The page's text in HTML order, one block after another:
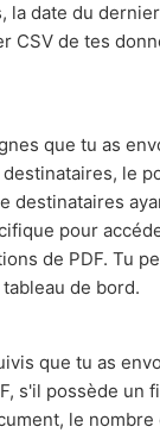
la date du
CSV de tes
que tu as
le
destinataires
pour
de PDF. Tu
de bord.
que tu as
s'il possède un
le